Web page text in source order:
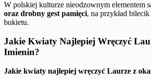
W polskiej kulturze nieodzownym elementem
oraz drobny gest pamięci, na przykład bilecik
bukietu.
Jakie Kwiaty Najlepiej Wręczyć
Imienin?
Jakie kwiaty najlepiej wręczyć Laurze z